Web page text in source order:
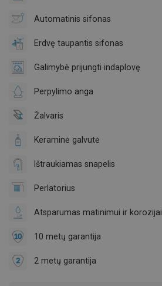
Automatinis sifonas
Erdvę taupantis sifonas
Galimybė prijungti indaplovę
Perpylimo anga
Žalvaris
Keraminė galvutė
Ištraukiamas snapelis
Perlatorius
Atsparumas matinimui ir korozijai
10 metų garantija
2 metų garantija